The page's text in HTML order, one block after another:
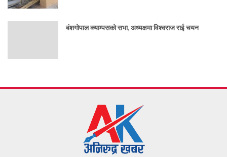
बंशगोपाल क्याम्पसको सभा, अध्यक्षमा विश्वराज राई चयन